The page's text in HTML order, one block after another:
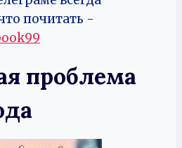
почитать -
проблема